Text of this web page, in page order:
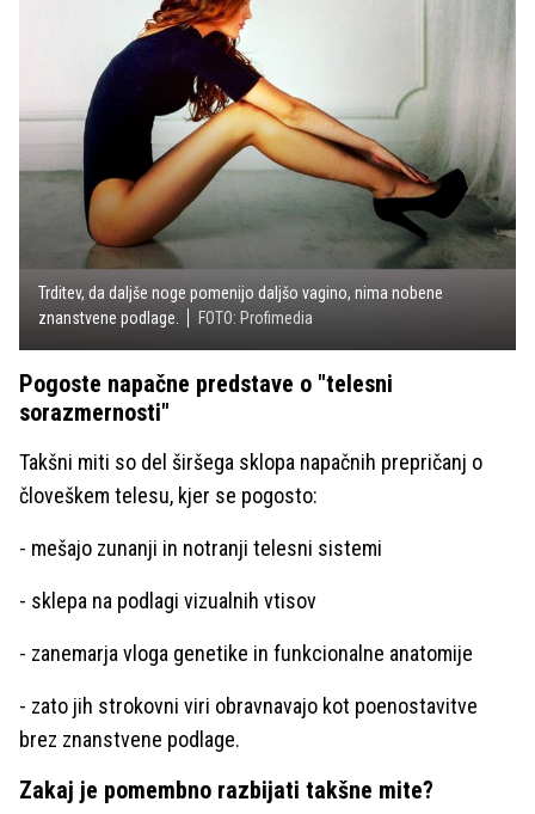
Trditev, da daljše noge pomenijo daljšo vagino, nima nobene
znanstvene podlage.
FOTO: Profimedia
Pogoste napačne predstave o "telesni
sorazmernosti"
Takšni miti so del širšega sklopa napačnih prepričanj o
človeškem telesu, kjer se pogosto:
- mešajo zunanji in notranji telesni sistemi
- sklepa na podlagi vizualnih vtisov
- zanemarja vloga genetike in funkcionalne anatomije
- zato jih strokovni viri obravnavajo kot poenostavitve
brez znanstvene podlage.
Zakaj je pomembno razbijati takšne mite?